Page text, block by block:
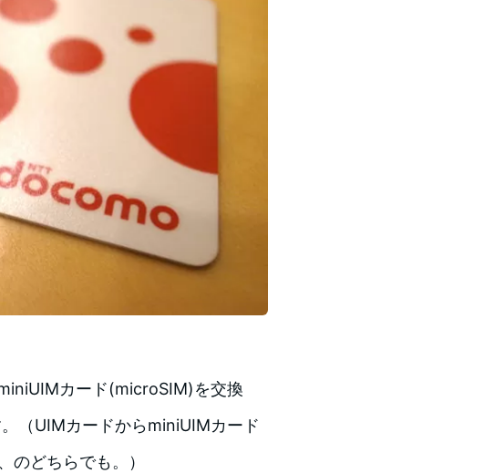
カード(microSIM)を交換
（UIMカードからminiUIMカード
どちらでも。）